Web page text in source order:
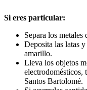
Si eres particular:
Separa los metales
Deposita las latas
amarillo.
Lleva los objetos
electrodomésticos,
Santos Bartolomé.